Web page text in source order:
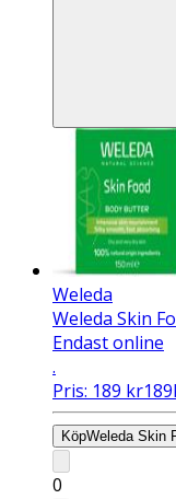
Weleda
Weleda Skin
Endast online
.
Pris: 189 kr189
KöpWeleda Skin
0